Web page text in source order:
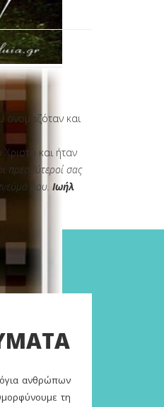
ονομαζόταν και
και ήταν
πρεσβύτεροί σας
μου. Ιωήλ
ανθρώπων
τη